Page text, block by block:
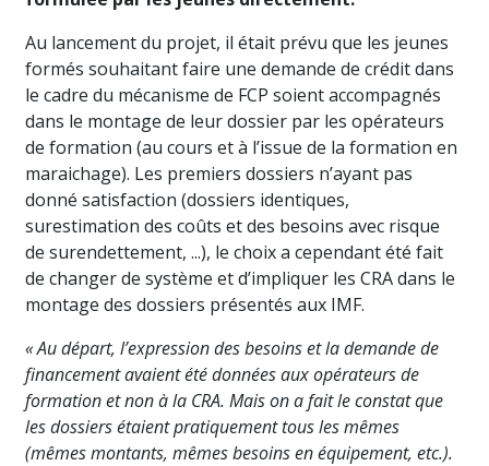
Au lancement du projet, il était prévu que les jeunes
formés souhaitant faire une demande de crédit dans
le cadre du mécanisme de FCP soient accompagnés
dans le montage de leur dossier par les opérateurs
de formation (au cours et à l’issue de la formation en
maraichage). Les premiers dossiers n’ayant pas
donné satisfaction (dossiers identiques,
surestimation des coûts et des besoins avec risque
de surendettement, ...), le choix a cependant été fait
de changer de système et d’impliquer les CRA dans le
montage des dossiers présentés aux IMF.
« Au départ, l’expression des besoins et la demande de
financement avaient été données aux opérateurs de
formation et non à la CRA. Mais on a fait le constat que
les dossiers étaient pratiquement tous les mêmes
(mêmes montants, mêmes besoins en équipement, etc.).